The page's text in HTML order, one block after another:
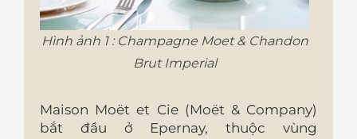
Hình ảnh 1 : Champagne Moet & Chandon
Brut Imperial
Maison Moët et Cie (Moët & Company)
bắt đầu ở Epernay, thuộc vùng